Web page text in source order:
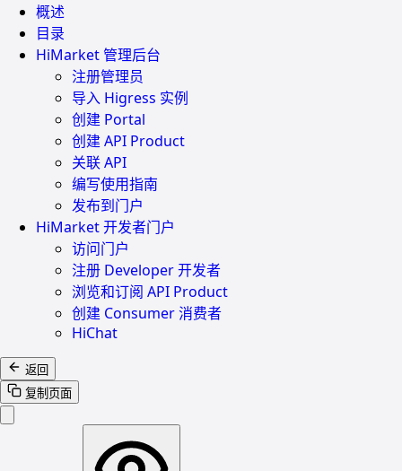
概述
目录
HiMarket 管理后台
注册管理员
导入 Higress 实例
创建 Portal
创建 API Product
关联 API
编写使用指南
发布到门户
HiMarket 开发者门户
访问门户
注册 Developer 开发者
浏览和订阅 API Product
创建 Consumer 消费者
HiChat
返回
复制页面